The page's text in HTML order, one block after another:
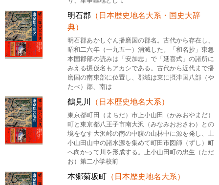
明石郡 （日本歴史地名大系・国史大辞
典）
明石郡あかしぐん播磨国の郡名。古代から存在し、
昭和二六年（一九五一）消滅した。「和名抄」東急
本国郡部の読みは「安加志」で「延喜式」の諸所に
みえる振仮名もアカシである。古代から近代まで播
磨国の南東部に位置し、郡域は東に摂津国八部（や
たべ）郡、南は
鶴見川 （日本歴史地名大系）
東京都町田（まちだ）市上小山田（かみおやまだ）
町と東京都八王子市南大沢（みなみおおさわ）との
境をなす大沢峠の南の中腹の山林中に源を発し、上
小山田山中の諸水源を集めて町田市図師（ずし）町
へ向かって川を形成する。上小山田町の忠生（ただ
お）第二小学校前
本郷菊坂町 （日本歴史地名大系）